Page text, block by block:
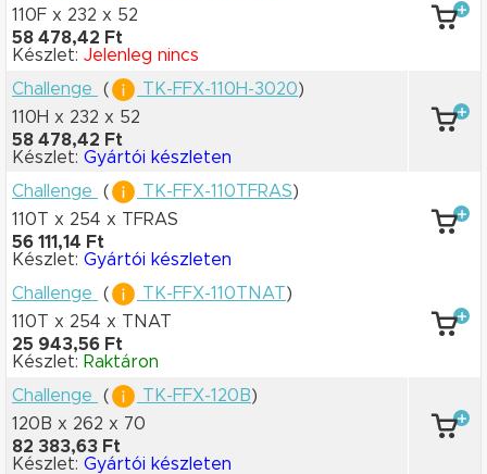
110F x 232 x 52
58 478,42 Ft
Készlet: Jelenleg nincs
Challenge
( TK-FFX-110H-3020)
110H x 232 x 52
58 478,42 Ft
Készlet: Gyártói készleten
Challenge
( TK-FFX-110TFRAS)
110T x 254 x TFRAS
56 111,14 Ft
Készlet: Gyártói készleten
Challenge
( TK-FFX-110TNAT)
110T x 254 x TNAT
25 943,56 Ft
Készlet: Raktáron
Challenge
( TK-FFX-120B)
120B x 262 x 70
82 383,63 Ft
Készlet: Gyártói készleten